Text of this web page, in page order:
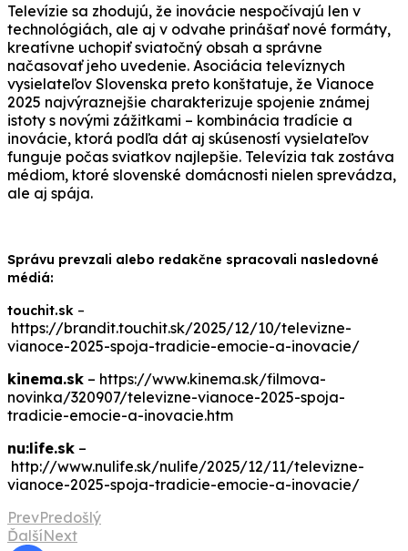
Televízie sa zhodujú, že inovácie nespočívajú len v
technológiách, ale aj v odvahe prinášať nové formáty,
kreatívne uchopiť sviatočný obsah a správne
načasovať jeho uvedenie. Asociácia televíznych
vysielateľov Slovenska preto konštatuje, že Vianoce
2025 najvýraznejšie charakterizuje spojenie známej
istoty s novými zážitkami – kombinácia tradície a
inovácie, ktorá podľa dát aj skúseností vysielateľov
funguje počas sviatkov najlepšie. Televízia tak zostáva
médiom, ktoré slovenské domácnosti nielen sprevádza,
ale aj spája.
Správu prevzali alebo redakčne spracovali nasledovné
médiá:
touchit.sk –
https://brandit.touchit.sk/2025/12/10/televizne-
vianoce-2025-spoja-tradicie-emocie-a-inovacie/
kinema.sk – https://www.kinema.sk/filmova-
novinka/320907/televizne-vianoce-2025-spoja-
tradicie-emocie-a-inovacie.htm
nu:life.sk –
http://www.nulife.sk/nulife/2025/12/11/televizne-
vianoce-2025-spoja-tradicie-emocie-a-inovacie/
PrevPredošlý
ĎalšíNext